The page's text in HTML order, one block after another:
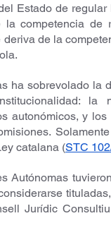
Estado de
competencia de
deriva de la
ha sobrevolado la
la
autonómicos, y
catalana (STC
Autónomas